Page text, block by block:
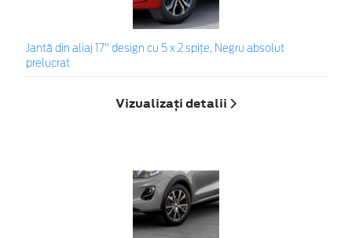
Jantă din aliaj 17" design cu 5 x 2 spițe, Negru absolut
prelucrat
Vizualizați detalii